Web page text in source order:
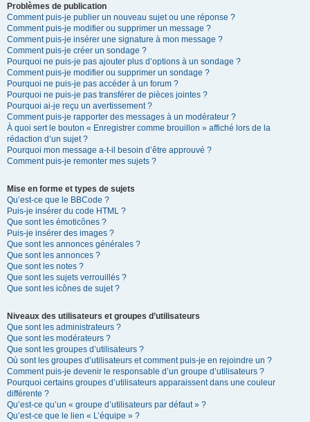
Problèmes de publication
Comment puis-je publier un nouveau sujet ou une réponse ?
Comment puis-je modifier ou supprimer un message ?
Comment puis-je insérer une signature à mon message ?
Comment puis-je créer un sondage ?
Pourquoi ne puis-je pas ajouter plus d’options à un sondage ?
Comment puis-je modifier ou supprimer un sondage ?
Pourquoi ne puis-je pas accéder à un forum ?
Pourquoi ne puis-je pas transférer de pièces jointes ?
Pourquoi ai-je reçu un avertissement ?
Comment puis-je rapporter des messages à un modérateur ?
À quoi sert le bouton « Enregistrer comme brouillon » affiché lors de la
rédaction d’un sujet ?
Pourquoi mon message a-t-il besoin d’être approuvé ?
Comment puis-je remonter mes sujets ?
Mise en forme et types de sujets
Qu’est-ce que le BBCode ?
Puis-je insérer du code HTML ?
Que sont les émoticônes ?
Puis-je insérer des images ?
Que sont les annonces générales ?
Que sont les annonces ?
Que sont les notes ?
Que sont les sujets verrouillés ?
Que sont les icônes de sujet ?
Niveaux des utilisateurs et groupes d’utilisateurs
Que sont les administrateurs ?
Que sont les modérateurs ?
Que sont les groupes d’utilisateurs ?
Où sont les groupes d’utilisateurs et comment puis-je en rejoindre un ?
Comment puis-je devenir le responsable d’un groupe d’utilisateurs ?
Pourquoi certains groupes d’utilisateurs apparaissent dans une couleur
différente ?
Qu’est-ce qu’un « groupe d’utilisateurs par défaut » ?
Qu’est-ce que le lien « L’équipe » ?